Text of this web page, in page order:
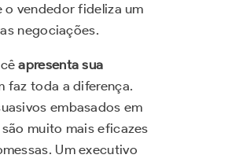
o vendedor fideliza um
negociações.
apresenta sua
faz toda a diferença.
embasados em
muito mais eficazes
Um executivo